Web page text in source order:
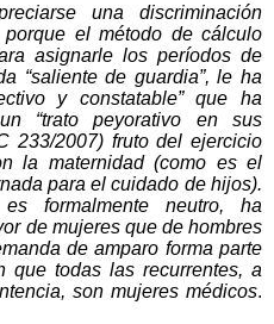
una discriminación
el método de cálculo
asignarle los períodos de
“saliente de guardia”, le ha
y constatable” que ha
“trato peyorativo en sus
233/2007) fruto del ejercicio
la maternidad (como es el
para el cuidado de hijos).
formalmente neutro, ha
de mujeres que de hombres
de amparo forma parte
que todas las recurrentes, a
son mujeres médicos.